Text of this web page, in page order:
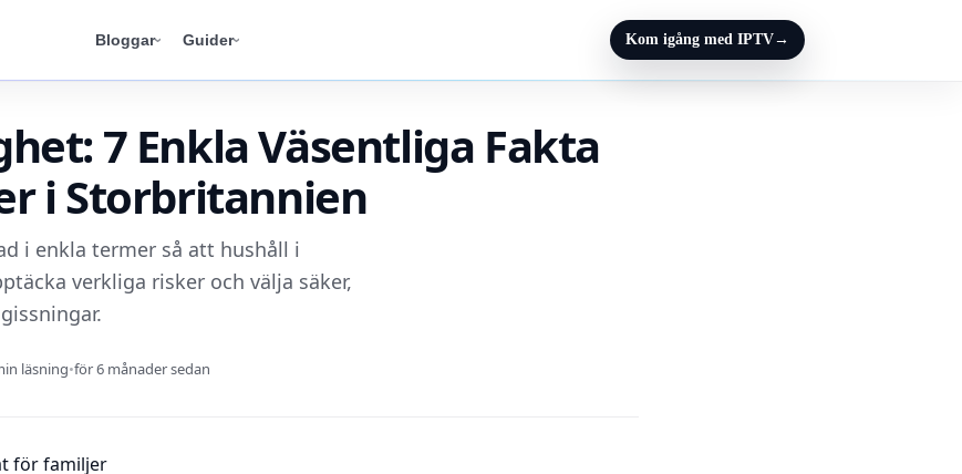
Bloggar Guider Kom igång med IPTV→
7 Enkla Väsentliga Fakta
i Storbritannien
i enkla termer så att hushåll i
verkliga risker och välja säker,
läsning•för 6 månader sedan